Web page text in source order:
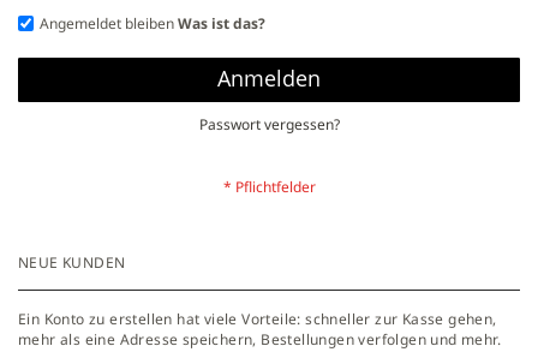
Angemeldet bleibenWas ist das?
Anmelden
Passwort vergessen?
NEUE KUNDEN
Ein Konto zu erstellen hat viele Vorteile: schneller zur Kasse gehen,
mehr als eine Adresse speichern, Bestellungen verfolgen und mehr.